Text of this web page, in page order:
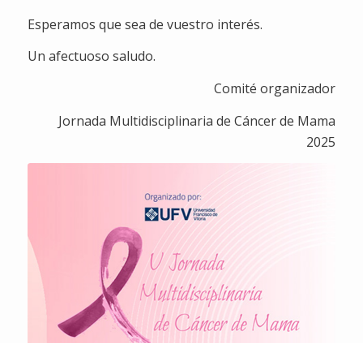
Esperamos que sea de vuestro interés.
Un afectuoso saludo.
Comité organizador
Jornada Multidisciplinaria de Cáncer de Mama
2025